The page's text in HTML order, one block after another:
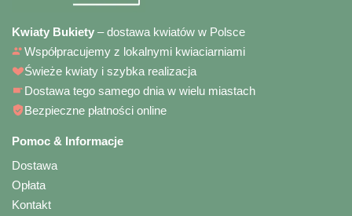
Kwiaty Bukiety – dostawa kwiatów w Polsce
Współpracujemy z lokalnymi kwiaciarniami
Świeże kwiaty i szybka realizacja
Dostawa tego samego dnia w wielu miastach
Bezpieczne płatności online
Pomoc & Informacje
Dostawa
Opłata
Kontakt